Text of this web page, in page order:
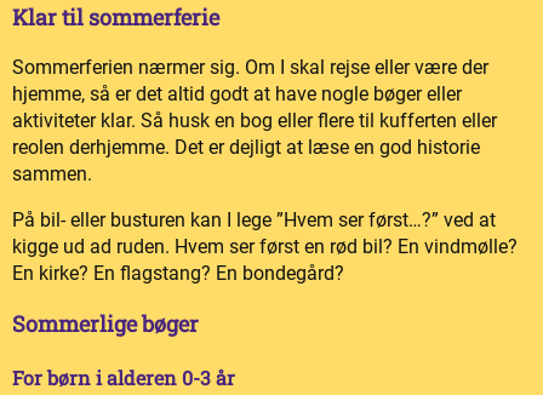
Klar til sommerferie
Sommerferien nærmer sig. Om I skal rejse eller være der
hjemme, så er det altid godt at have nogle bøger eller
aktiviteter klar. Så husk en bog eller flere til kufferten eller
reolen derhjemme. Det er dejligt at læse en god historie
sammen.
På bil- eller busturen kan I lege ”Hvem ser først…?” ved at
kigge ud ad ruden. Hvem ser først en rød bil? En vindmølle?
En kirke? En flagstang? En bondegård?
Sommerlige bøger
For børn i alderen 0-3 år